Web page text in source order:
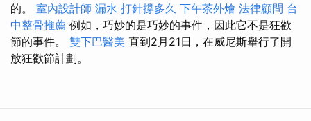
的。 室內設計師 漏水 打針撐多久 下午茶外燴 法律顧問 台
中整骨推薦 例如，巧妙的是巧妙的事件，因此它不是狂歡
節的事件。 雙下巴醫美 直到2月21日，在威尼斯舉行了開
放狂歡節計劃。